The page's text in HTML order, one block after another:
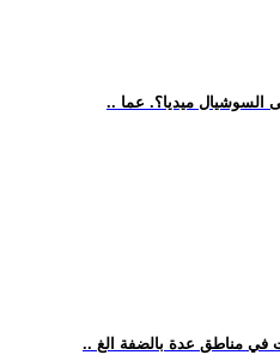
السوشيال ميديا؟. عما
في مناطق عدة بالضفة الغ